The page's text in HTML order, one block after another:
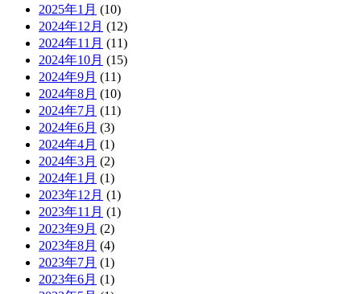
2025年1月 (10)
2024年12月 (12)
2024年11月 (11)
2024年10月 (15)
2024年9月 (11)
2024年8月 (10)
2024年7月 (11)
2024年6月 (3)
2024年4月 (1)
2024年3月 (2)
2024年1月 (1)
2023年12月 (1)
2023年11月 (1)
2023年9月 (2)
2023年8月 (4)
2023年7月 (1)
2023年6月 (1)